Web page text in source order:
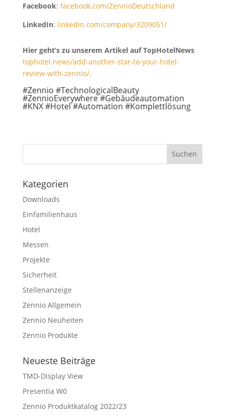
Facebook: facebook.com/ZennioDeutschland
LinkedIn: linkedin.com/company/3209051/
Hier geht’s zu unserem Artikel auf TopHotelNews
tophotel.news/add-another-star-to-your-hotel-
review-with-zennio/.
#Zennio #TechnologicalBeauty
#ZennioEverywhere #Gebäudeautomation
#KNX #Hotel #Automation #Komplettlösung
Kategorien
Downloads
Einfamilienhaus
Hotel
Messen
Projekte
Sicherheit
Stellenanzeige
Zennio Allgemein
Zennio Neuheiten
Zennio Produkte
Neueste Beiträge
TMD-Display View
Presentia W0
Zennio Produktkatalog 2022/23